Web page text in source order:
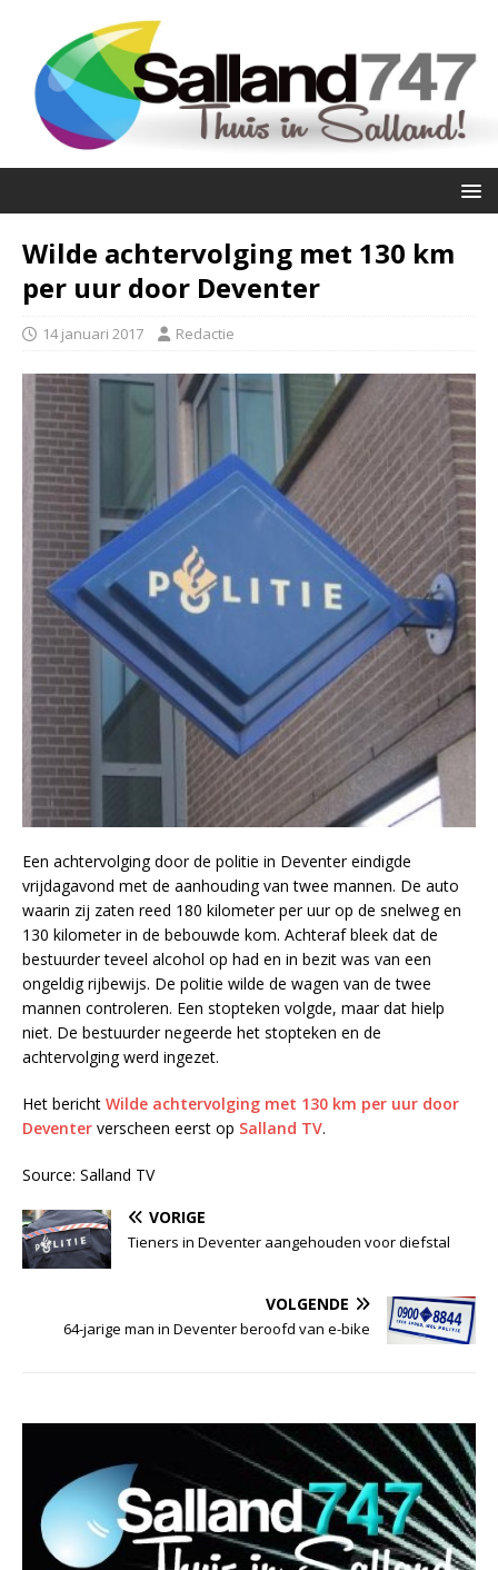
Wilde achtervolging met 130 km
per uur door Deventer
14 januari 2017 Redactie
Een achtervolging door de politie in Deventer eindigde
vrijdagavond met de aanhouding van twee mannen. De auto
waarin zij zaten reed 180 kilometer per uur op de snelweg en
130 kilometer in de bebouwde kom. Achteraf bleek dat de
bestuurder teveel alcohol op had en in bezit was van een
ongeldig rijbewijs. De politie wilde de wagen van de twee
mannen controleren. Een stopteken volgde, maar dat hielp
niet. De bestuurder negeerde het stopteken en de
achtervolging werd ingezet.
Het bericht Wilde achtervolging met 130 km per uur door
Deventer verscheen eerst op Salland TV.
Source: Salland TV
VORIGE
Tieners in Deventer aangehouden voor diefstal
VOLGENDE
64-jarige man in Deventer beroofd van e-bike